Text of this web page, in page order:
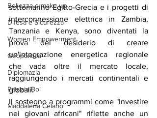
Bellezza e make up
Difesa e Sicurezza
Women Empowerment
Geopolitica
Diplomazia
Patrizia Boi
Maddalena Celano
sottomarino Egitto-Grecia e i progetti di
interconnessione elettrica in Zambia,
Tanzania e Kenya, sono diventati la
prova del desiderio di creare
un'integrazione energetica regionale
che vada oltre il mercato locale,
raggiungendo i mercati continentali e
globali.
Il sostegno a programmi come "Investire
nei giovani africani" riflette anche un